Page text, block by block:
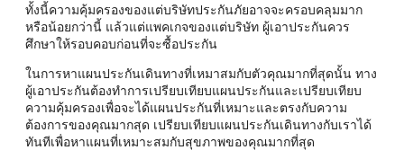
ทั้งนี้ความคุ้มครองของแต่บริษัทประกันภัยอาจจะครอบคลุมมาก
หรือน้อยกว่านี้ แล้วแต่แพคเกจของแต่บริษัท ผู้เอาประกันควร
ศึกษาให้รอบคอบก่อนที่จะซื้อประกัน
ในการหาแผนประกันเดินทางที่เหมาสมกับตัวคุณมากที่สุดนั้น ทาง
ผู้เอาประกันต้องทำการเปรียบเทียบแผนประกันและเปรียบเทียบ
ความคุ้มครองเพื่อจะได้แผนประกันที่เหมาะและตรงกับความ
ต้องการของคุณมากสุด เปรียบเทียบแผนประกันเดินทางกับเราได้
ทันทีเพื่อหาแผนที่เหมาะสมกับสุขภาพของคุณมากที่สุด